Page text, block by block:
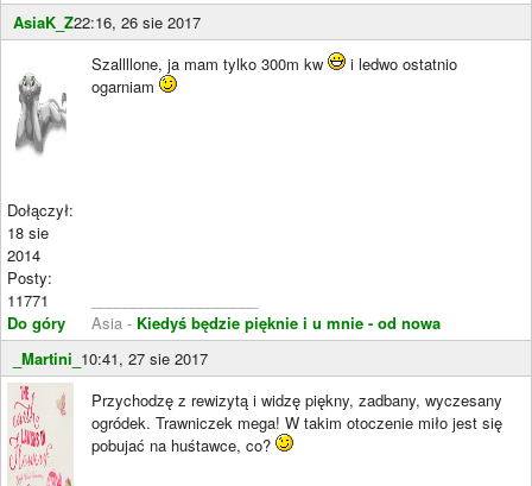
AsiaK_Z22:16, 26 sie 2017
Dołączył:
18 sie
2014
Posty:
11771
Do góry
Szallllone, ja mam tylko 300m kw
i ledwo ostatnio
ogarniam
Asia - Kiedyś będzie pięknie i u mnie - od nowa
_Martini_ 10:41, 27 sie 2017
Przychodzę z rewizytą i widzę piękny, zadbany, wyczesany
ogródek. Trawniczek mega! W takim otoczenie miło jest się
pobujać na huśtawce, co?